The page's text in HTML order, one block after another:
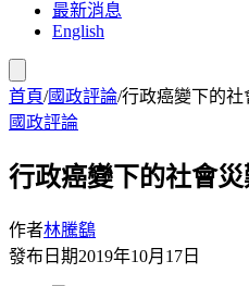
最新消息
English
首頁/國政評論/行政癌變下的社
國政評論
行政癌變下的社會災
作者林騰鷂
發布日期2019年10月17日